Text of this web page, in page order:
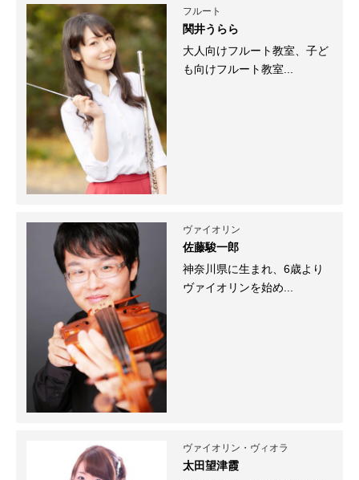
フルート
関井うらら
大人向けフルート教室、子ど
も向けフルート教室...
ヴァイオリン
佐藤駿一郎
神奈川県に生まれ、6歳より
ヴァイオリンを始め...
ヴァイオリン・ヴィオラ
太田望津霞